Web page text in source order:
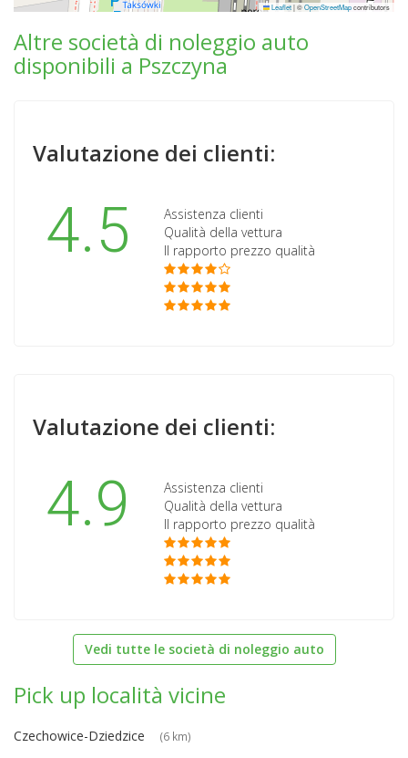
Leaflet|©OpenStreetMapcontributors
Altre società di noleggio auto
disponibili a Pszczyna
Valutazione dei clienti:
4.5
Assistenza clienti
Qualità della vettura
Il rapporto prezzo qualità
Valutazione dei clienti:
4.9
Assistenza clienti
Qualità della vettura
Il rapporto prezzo qualità
Vedi tutte le società di noleggio auto
Pick up località vicine
Czechowice-Dziedzice (6 km)